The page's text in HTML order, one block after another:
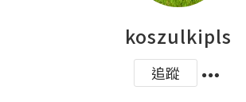
koszulkipls
追蹤